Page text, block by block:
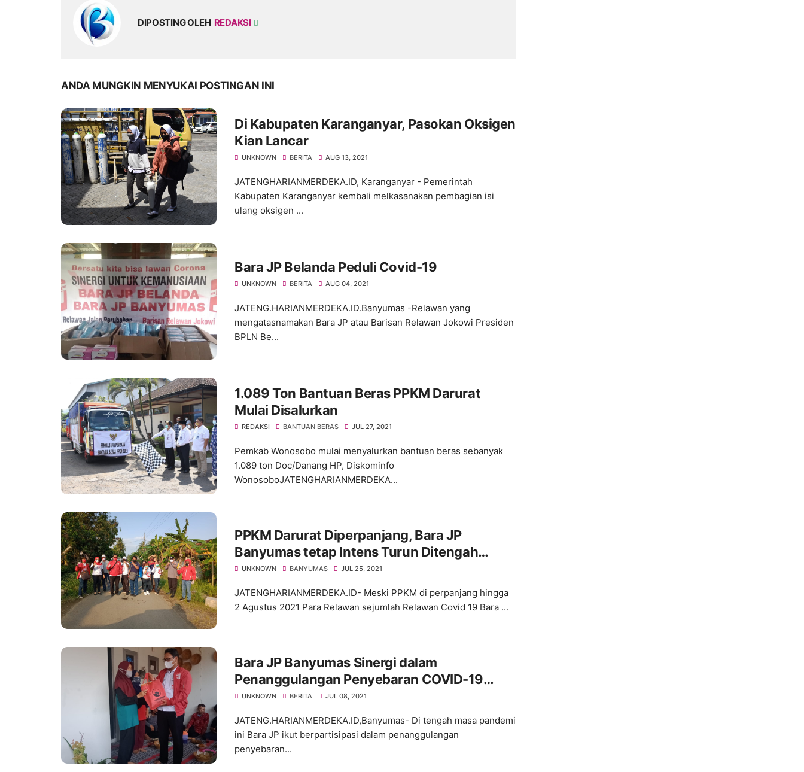
DIPOSTING OLEH REDAKSI
ANDA MUNGKIN MENYUKAI POSTINGAN INI
Di Kabupaten Karanganyar, Pasokan Oksigen
Kian Lancar
UNKNOWN BERITA AUG 13, 2021
JATENGHARIANMERDEKA.ID, Karanganyar - Pemerintah
Kabupaten Karanganyar kembali melkasanakan pembagian isi
ulang oksigen ...
Bara JP Belanda Peduli Covid-19
UNKNOWN BERITA AUG 04, 2021
JATENG.HARIANMERDEKA.ID.Banyumas -Relawan yang
mengatasnamakan Bara JP atau Barisan Relawan Jokowi Presiden
BPLN Be...
1.089 Ton Bantuan Beras PPKM Darurat
Mulai Disalurkan
REDAKSI BANTUAN BERAS JUL 27, 2021
Pemkab Wonosobo mulai menyalurkan bantuan beras sebanyak
1.089 ton Doc/Danang HP, Diskominfo
WonosoboJATENGHARIANMERDEKA...
PPKM Darurat Diperpanjang, Bara JP
Banyumas tetap Intens Turun Ditengah
Masyarakat
UNKNOWN BANYUMAS JUL 25, 2021
JATENGHARIANMERDEKA.ID- Meski PPKM di perpanjang hingga
2 Agustus 2021 Para Relawan sejumlah Relawan Covid 19 Bara ...
Bara JP Banyumas Sinergi dalam
Penanggulangan Penyebaran COVID-19
Bersama H. Sunarna SE,.M. Hum
UNKNOWN BERITA JUL 08, 2021
JATENG.HARIANMERDEKA.ID,Banyumas- Di tengah masa pandemi
ini Bara JP ikut berpartisipasi dalam penanggulangan
penyebaran...